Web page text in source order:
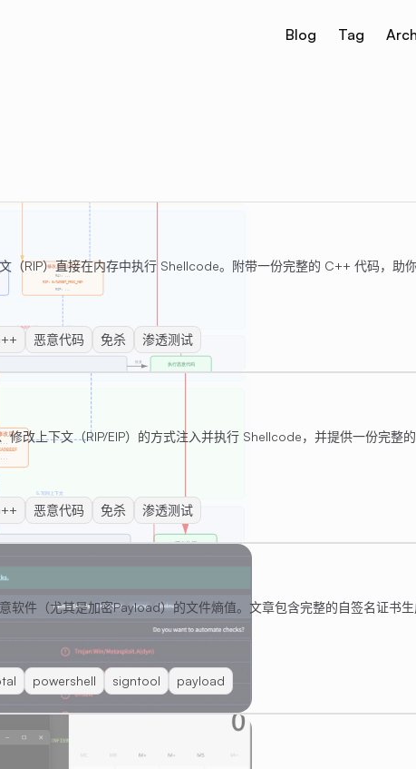
Blog Tag
（RIP）直接在内存中执行 Shellcode。附带一份完整的 C++ 代码，助
恶意代码 免杀 渗透测试
改上下文（RIP/EIP）的方式注入并执行 Shellcode，并提供一份完整
恶意代码 免杀 渗透测试
件（尤其是加密Payload）的文件熵值。文章包含完整的自签名证书生
powershell signtool payload